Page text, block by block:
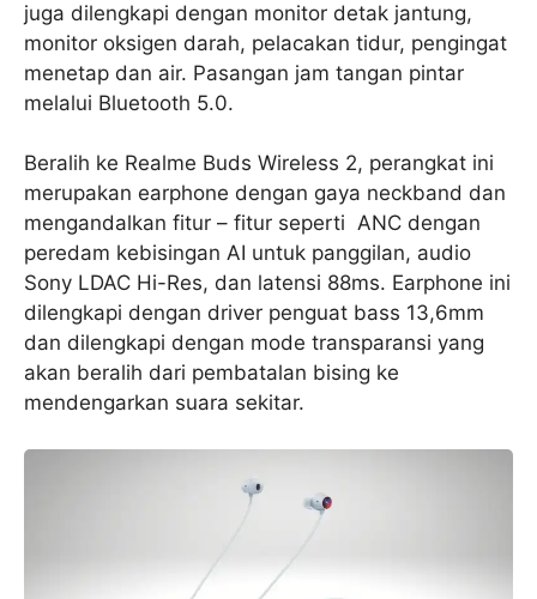
juga dilengkapi dengan monitor detak jantung,
monitor oksigen darah, pelacakan tidur, pengingat
menetap dan air. Pasangan jam tangan pintar
melalui Bluetooth 5.0.
Beralih ke Realme Buds Wireless 2, perangkat ini
merupakan earphone dengan gaya neckband dan
mengandalkan fitur – fitur seperti ANC dengan
peredam kebisingan AI untuk panggilan, audio
Sony LDAC Hi-Res, dan latensi 88ms. Earphone ini
dilengkapi dengan driver penguat bass 13,6mm
dan dilengkapi dengan mode transparansi yang
akan beralih dari pembatalan bising ke
mendengarkan suara sekitar.